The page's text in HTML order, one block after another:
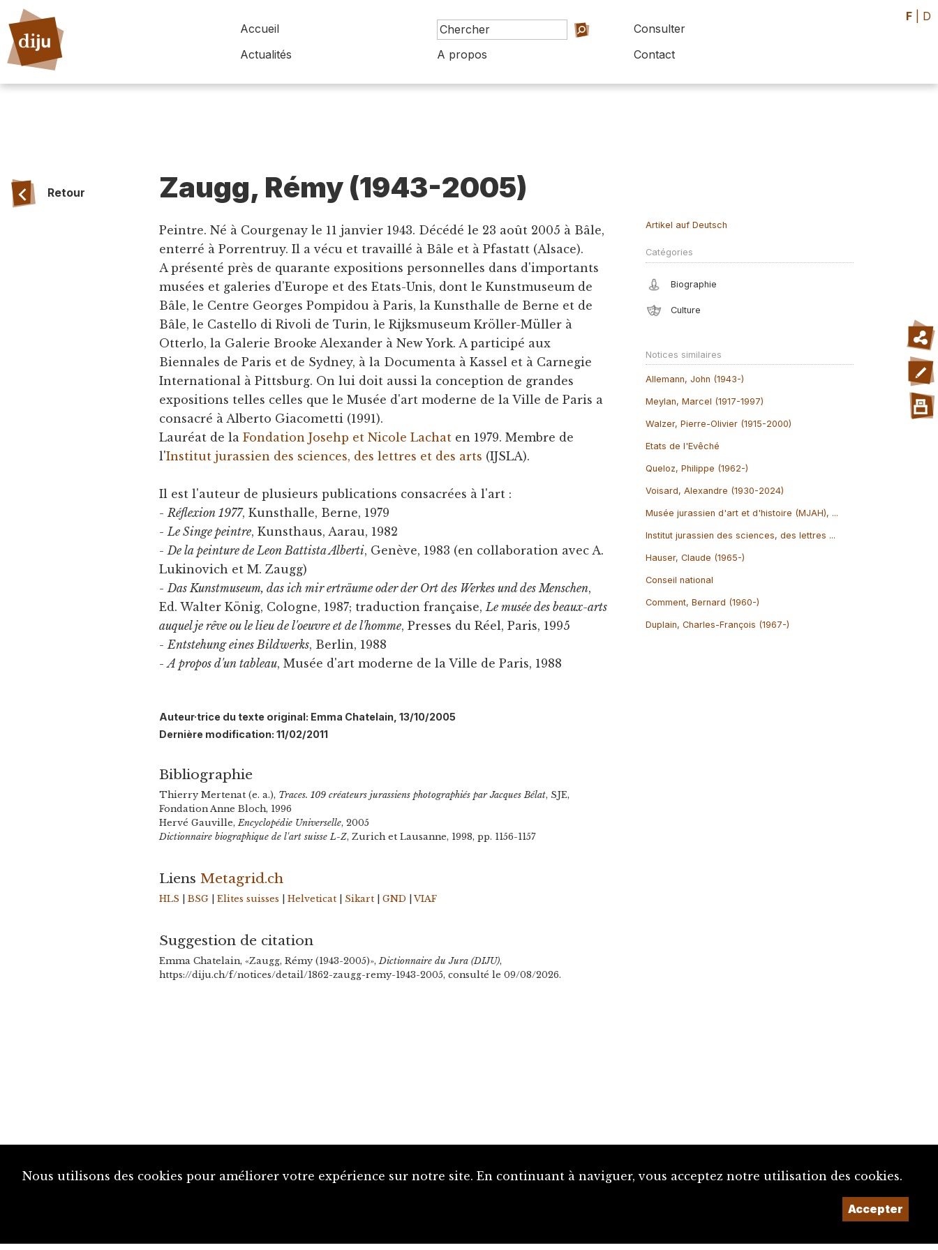
Accueil
Consulter
Actualités
A propos Contact
F D
Retour Zaugg, Rémy (1943-2005)
Peintre. Né à Courgenay le 11 janvier 1943. Décédé le 23 août 2005 à Bâle,
enterré à Porrentruy. Il a vécu et travaillé à Bâle et à Pfastatt (Alsace).
A présenté près de quarante expositions personnelles dans d'importants
musées et galeries d'Europe et des Etats-Unis, dont le Kunstmuseum de
Bâle, le Centre Georges Pompidou à Paris, la Kunsthalle de Berne et de
Bâle, le Castello di Rivoli de Turin, le Rijksmuseum Kröller-Müller à
Otterlo, la Galerie Brooke Alexander à New York. A participé aux
Biennales de Paris et de Sydney, à la Documenta à Kassel et à Carnegie
International à Pittsburg. On lui doit aussi la conception de grandes
expositions telles celles que le Musée d'art moderne de la Ville de Paris a
consacré à Alberto Giacometti (1991).
Lauréat de laFondation Josehp et Nicole Lachat en 1979. Membre de
l'Institut jurassien des sciences, des lettres et des arts (IJSLA).
Il est l'auteur de plusieurs publications consacrées à l'art :
- Réflexion 1977, Kunsthalle, Berne, 1979
- Le Singe peintre, Kunsthaus, Aarau, 1982
- De la peinture de Leon Battista Alberti, Genève, 1983 (en collaboration avec A.
Lukinovich et M. Zaugg)
- Das Kunstmuseum, das ich mir erträume oder der Ort des Werkes und des Menschen,
Ed. Walter König, Cologne, 1987; traduction française, Le musée des beaux-arts
auquel je rêve ou le lieu de l'oeuvre et de l'homme, Presses du Réel, Paris, 1995
- Entstehung eines Bildwerks, Berlin, 1988
-A propos d'un tableau, Musée d'art moderne de la Ville de Paris, 1988
Auteur·trice du texte original: Emma Chatelain, 13/10/2005
Dernière modification: 11/02/2011
Bibliographie
Thierry Mertenat (e. a.), Traces. 109 créateurs jurassiens photographiés par Jacques Bélat, SJE,
Fondation Anne Bloch, 1996
Hervé Gauville, Encyclopédie Universelle, 2005
Dictionnaire biographique de l'art suisse L-Z, Zurich et Lausanne, 1998, pp. 1156-1157
LiensMetagrid.ch
HLS |BSG |Elites suisses |Helveticat Sikart |GND |VIAF
Suggestion de citation
Emma Chatelain, «Zaugg, Rémy (1943-2005)»,Dictionnaire du Jura (DIJU),
https://diju.ch/f/notices/detail/1862-zaugg-remy-1943-2005, consulté le 09/08/2026.
Artikel auf Deutsch
Catégories
Biographie
Culture
Notices similaires
Allemann, John (1943-)
Meylan, Marcel (1917-1997)
Walzer, Pierre-Olivier (1915-2000)
Etats de l'Evêché
Queloz, Philippe (1962-)
Voisard, Alexandre (1930-2024)
Musée jurassien d'art et d'histoire (MJAH), ...
Institut jurassien des sciences, des lettres ...
Hauser, Claude (1965-)
Conseil national
Comment, Bernard (1960-)
Duplain, Charles-François (1967-)
Un projet de la
Nous utilisons des cookies pour améliorer votre expérience sur notre site. En continuant à naviguer, vous acceptez notre utilisation des cookies.
Accepter